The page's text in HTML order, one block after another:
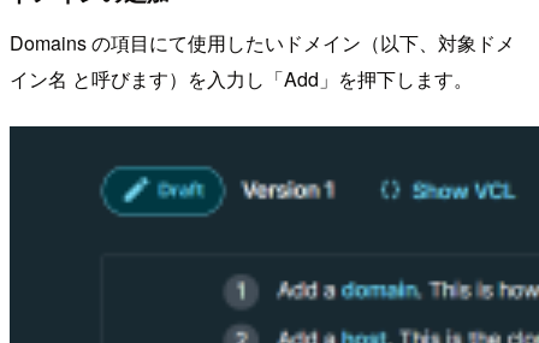
Domains の項目にて使用したいドメイン（以下、対象ドメ
イン名 と呼びます）を入力し「Add」を押下します。